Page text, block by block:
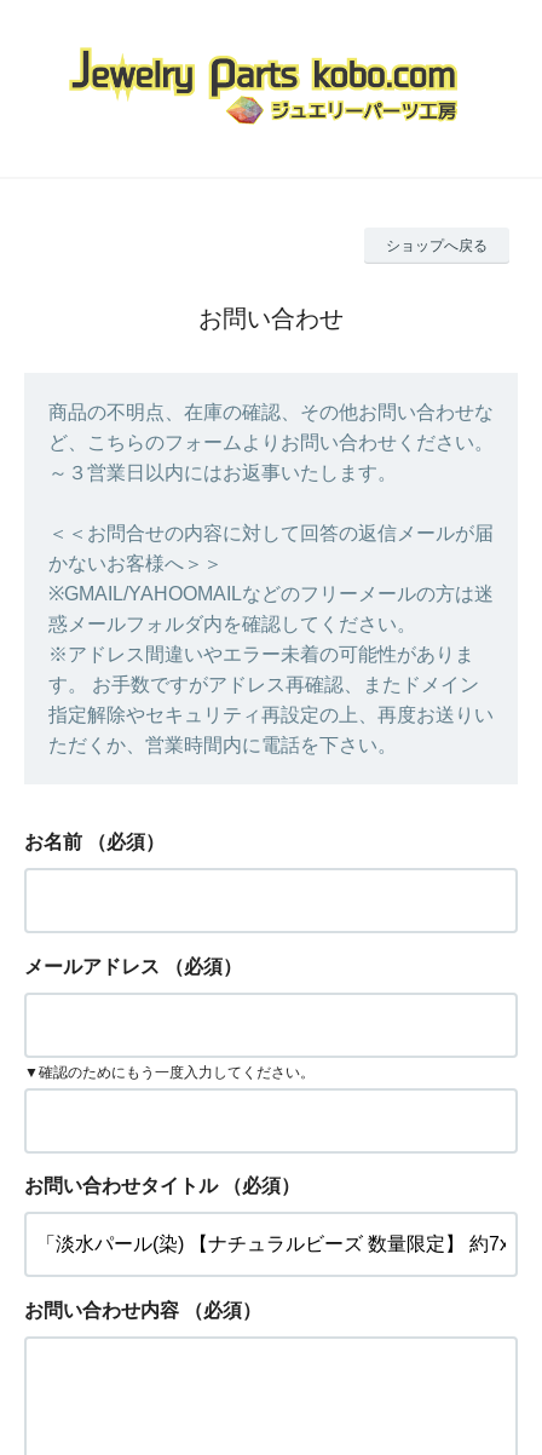
ショップへ戻る
お問い合わせ
商品の不明点、在庫の確認、その他お問い合わせな
ど、こちらのフォームよりお問い合わせください。
～３営業日以内にはお返事いたします。
＜＜お問合せの内容に対して回答の返信メールが届
かないお客様へ＞＞
※GMAIL/YAHOOMAILなどのフリーメールの方は迷
惑メールフォルダ内を確認してください。
※アドレス間違いやエラー未着の可能性がありま
す。 お手数ですがアドレス再確認、またドメイン
指定解除やセキュリティ再設定の上、再度お送りい
ただくか、営業時間内に電話を下さい。
お名前 （必須）
メールアドレス （必須）
▼確認のためにもう一度入力してください。
お問い合わせタイトル （必須）
お問い合わせ内容 （必須）